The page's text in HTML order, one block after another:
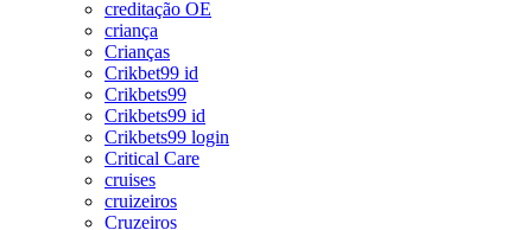
creditação OE
criança
Crianças
Crikbet99 id
Crikbets99
Crikbets99 id
Crikbets99 login
Critical Care
cruises
cruizeiros
Cruzeiros